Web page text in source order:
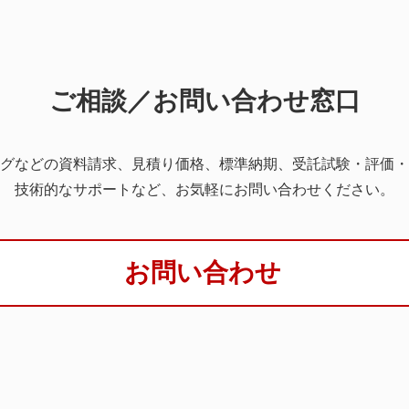
ご相談／お問い合わせ窓口
などの資料請求、見積り価格、標準納期、受託試験・評価
技術的なサポートなど、お気軽にお問い合わせください。
お問い合わせ